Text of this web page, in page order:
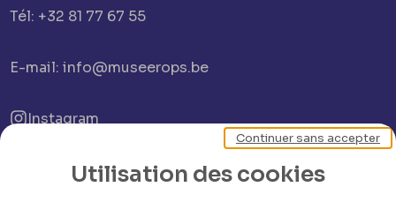
Tél: +32 81 77 67 55
E-mail: info@museerops.be
Instagram
FacebookUtilisation des cookies
Continuer sans accepter